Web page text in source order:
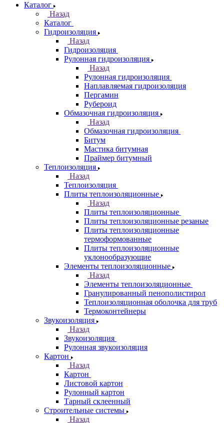
Каталог
Назад
Каталог
Гидроизоляция
Назад
Гидроизоляция
Рулонная гидроизоляция
Назад
Рулонная гидроизоляция
Наплавляемая гидроизоляция
Пергамин
Рубероид
Обмазочная гидроизоляция
Назад
Обмазочная гидроизоляция
Битум
Мастика битумная
Праймер битумный
Теплоизоляция
Назад
Теплоизоляция
Плиты теплоизоляционные
Назад
Плиты теплоизоляционные
Плиты теплоизоляционные резаные
Плиты теплоизоляционные
термоформованные
Плиты теплоизоляционные
уклонообразующие
Элементы теплоизоляционные
Назад
Элементы теплоизоляционные
Гранулированный пенополистирол
Теплоизоляционная оболочка для труб
Термоконтейнеры
Звукоизоляция
Назад
Звукоизоляция
Рулонная звукоизоляция
Картон
Назад
Картон
Листовой картон
Рулонный картон
Тарный склеенный
Строительные системы
Назад